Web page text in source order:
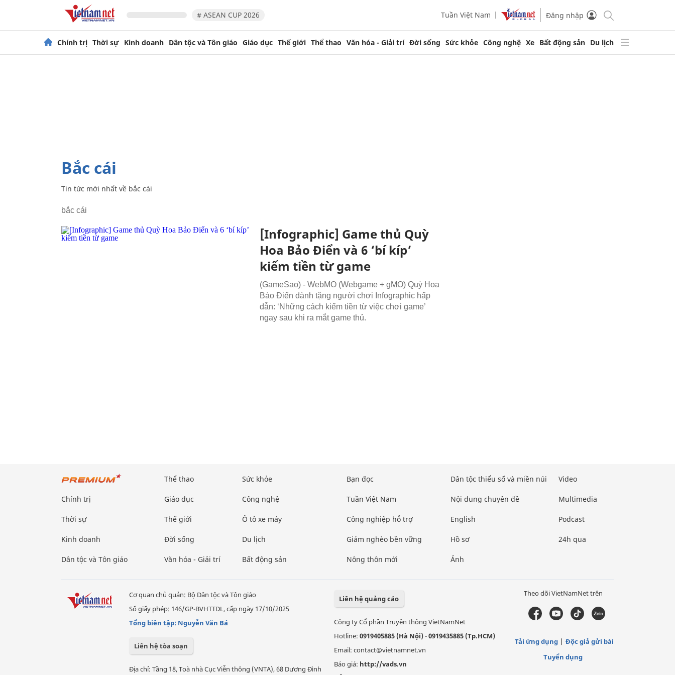
# ASEAN CUP 2026 Tuần Việt Nam Đăng nhập
Chính trị Thời sự Kinh doanh Dân tộc và Tôn giáo Giáo dục Thế giới Thể thao Văn hóa - Giải trí Đời sống Sức khỏe Công nghệ Xe Bất động sản Du lịch
bắc cái
Tin tức mới nhất về bắc cái
bắc cái
[Infographic] Game thủ Quỳ
Hoa Bảo Điển và 6 ‘bí kíp’
kiếm tiền từ game
(GameSao) - WebMO (Webgame + gMO) Quỳ Hoa
Bảo Điển dành tặng người chơi Infographic hấp
dẫn: ‘Những cách kiếm tiền từ việc chơi game’
ngay sau khi ra mắt game thủ.
Chính trị
Thời sự
Kinh doanh
Dân tộc và Tôn giáo
Thể thao
Giáo dục
Thế giới
Đời sống
Văn hóa - Giải trí
Sức khỏe
Công nghệ
Ô tô xe máy
Du lịch
Bất động sản
Bạn đọc
Tuần Việt Nam
Công nghiệp hỗ trợ
Giảm nghèo bền vững
Nông thôn mới
Dân tộc thiểu số và miền núi
Nội dung chuyên đề
English
Hồ sơ
Ảnh
Video
Multimedia
Podcast
24h qua
Cơ quan chủ quản: Bộ Dân tộc và Tôn giáo
Số giấy phép: 146/GP-BVHTTDL, cấp ngày 17/10/2025
Tổng biên tập: Nguyễn Văn Bá
Liên hệ tòa soạn
Địa chỉ: Tầng 18, Toà nhà Cục Viễn thông (VNTA), 68 Dương Đình
Liên hệ quảng cáo
Công ty Cổ phần Truyền thông VietNamNet
Hotline: 0919405885 (Hà Nội)-0919435885 (Tp.HCM)
Email: contact@vietnamnet.vn
Báo giá: http://vads.vn
Theo dõi VietNamNet trên
Tải ứng dụng
Độc giả gửi bài
Tuyển dụng